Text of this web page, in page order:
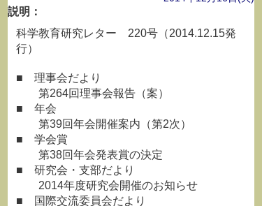
説明：
科学教育研究レター 220号（2014.12.15発
行）
■ 理事会だより
第264回理事会報告（案）
■ 年会
第39回年会開催案内（第2次）
■ 学会賞
第38回年会発表賞の決定
■ 研究会・支部だより
2014年度研究会開催のお知らせ
■ 国際交流委員会だより